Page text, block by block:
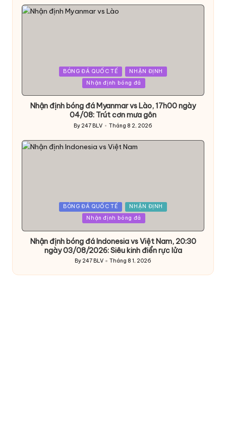
by
BÓNG ĐÁ QUỐC TẾ
NHẬN ĐỊNH
Nhận định bóng đá
Nhận định bóng đá Myanmar vs Lào, 17h00 ngày
04/08: Trút cơn mưa gôn
Posted
By 247 BLV Tháng 8 2, 2026
BÓNG ĐÁ QUỐC TẾ
NHẬN ĐỊNH
Nhận định bóng đá
Nhận định bóng đá Indonesia vs Việt Nam, 20:30
ngày 03/08/2026: Siêu kinh điển rực lửa
Posted
by
By 247 BLV Tháng 8 1, 2026